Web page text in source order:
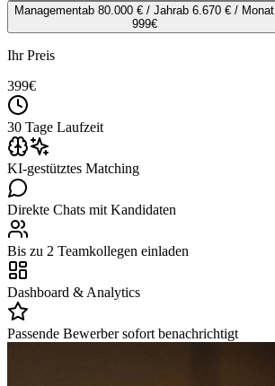
Managementab 80.000 € / Jahrab 6.670 € / Monat
999€
Ihr Preis
399€
30 Tage Laufzeit
KI-gestütztes Matching
Direkte Chats mit Kandidaten
Bis zu 2 Teamkollegen einladen
Dashboard & Analytics
Passende Bewerber sofort benachrichtigt